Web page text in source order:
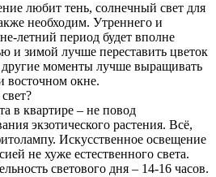
любит тень, солнечный свет для
необходим. Утреннего и
летний период будет вполне
и зимой лучше переставить цветок
моменты лучше выращивать
восточном окне.
в квартире – не повод
экзотического растения. Всё,
Искусственное освещение
не хуже естественного света.
светового дня – 14-16 часов.